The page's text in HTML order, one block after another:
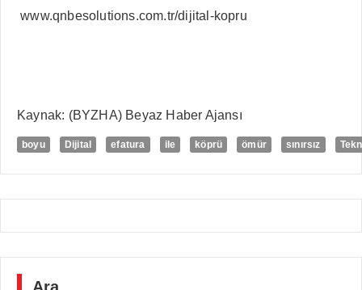
www.qnbesolutions.com.tr/dijital-kopru
Kaynak: (BYZHA) Beyaz Haber Ajansı
boyu Dijital efatura ile köprü ömür sınırsız